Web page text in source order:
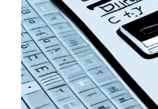
grösseres
Bild